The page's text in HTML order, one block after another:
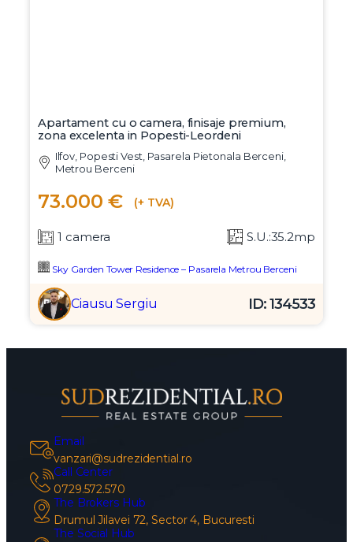
Apartament cu o camera, finisaje premium,
zona excelenta in Popesti-Leordeni
Ilfov, Popesti Vest, Pasarela Pietonala Berceni,
Metrou Berceni
73.000 € (+ TVA)
1 camera S.U.:35.2mp
Sky Garden Tower Residence – Pasarela Metrou Berceni
Ciausu Sergiu ID: 134533
Email
vanzari@sudrezidential.ro
Call Center
0729.572.570
The Brokers Hub
Drumul Jilavei 72, Sector 4, Bucuresti
The Social Hub